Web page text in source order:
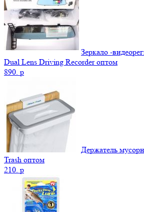
Зеркало -
Dual Lens Driving Recorder оптом
890. p
Держатель
Trash оптом
210. p